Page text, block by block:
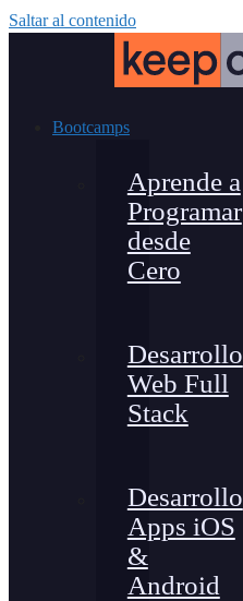
Saltar al contenido
Bootcamps
Aprende a
Programar
desde
Cero
Desarrollo
Web Full
Stack
Desarrollo
Apps iOS
&
Android